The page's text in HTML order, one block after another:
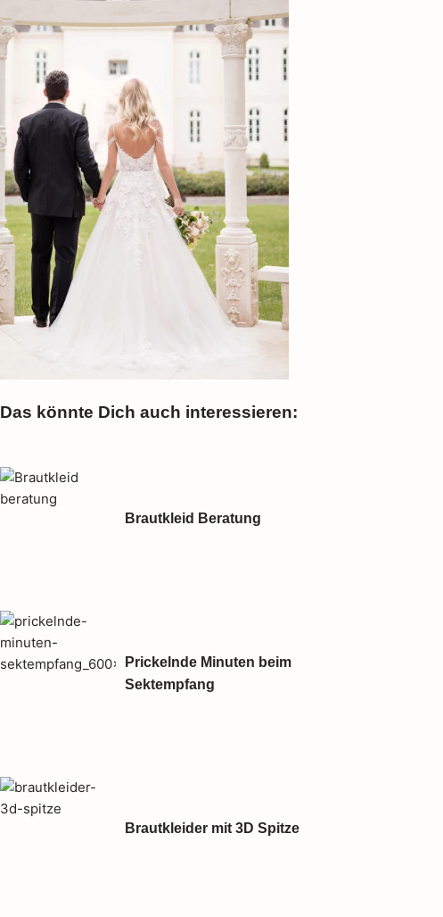
Das könnte Dich auch interessieren:
Brautkleid Beratung
Prickelnde Minuten beim
Sektempfang
Brautkleider mit 3D Spitze